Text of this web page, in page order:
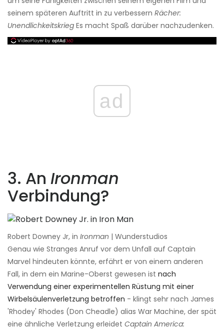
seinem späteren Auftritt in zu verbessern Rächer:
Unendlichkeitskrieg Es macht Spaß darüber nachzudenken.
ad
3. An Ironman
Verbindung?
Robert Downey Jr, in Ironman | Wunderstudios
Genau wie Stranges Anruf vor dem Unfall auf Captain
Marvel hindeuten könnte, erfährt er von einem anderen
Fall, in dem ein Marine-Oberst gewesen ist nach
Verwendung einer experimentellen Rüstung mit einer
Wirbelsäulenverletzung betroffen - klingt sehr nach James
'Rhodey' Rhodes (Don Cheadle) alias War Machine, der spät
eine ähnliche Verletzung erleidet Captain America: